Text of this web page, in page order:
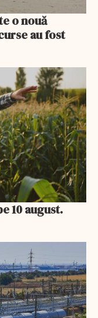
o nouă
au fost
10 august.